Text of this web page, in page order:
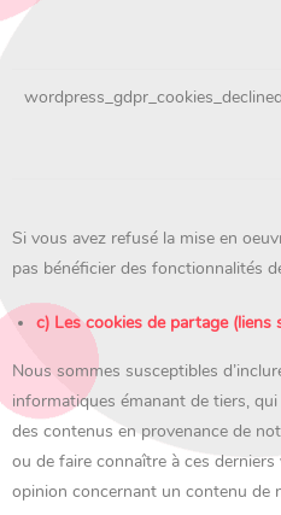
wordpress_gdpr_cookies_declined
Si vous avez refusé la mise en
pas bénéficier des fonctionnalités
c) Les cookies de partage (liens
Nous sommes susceptibles
informatiques émanant de tiers,
des contenus en provenance de
ou de faire connaître à ces
opinion concernant un contenu de